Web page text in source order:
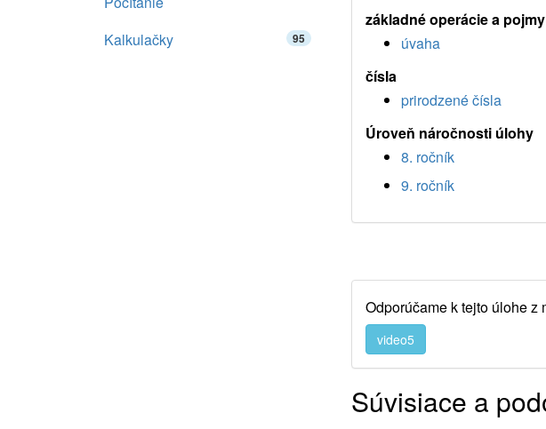
základné operácie a pojmy
úvaha
čísla
prirodzené čísla
Úroveň náročnosti úlohy
8. ročník
9. ročník
Odporúčame k tejto úlohe z
video5
Súvisiace a
Kalkulačky
95